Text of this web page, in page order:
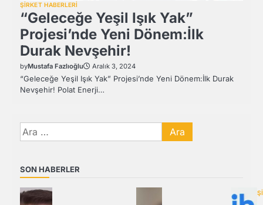
ŞİRKET HABERLERİ
“Geleceğe Yeşil Işık Yak”
Projesi’nde Yeni Dönem:İlk
Durak Nevşehir!
byMustafa Fazlıoğlu Aralık 3, 2024
“Geleceğe Yeşil Işık Yak” Projesi’nde Yeni Dönem:İlk Durak
Nevşehir! Polat Enerji…
Arama:
SON HABERLER